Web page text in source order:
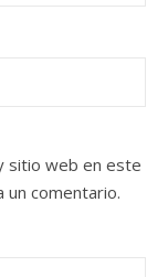
sitio web en este
un comentario.